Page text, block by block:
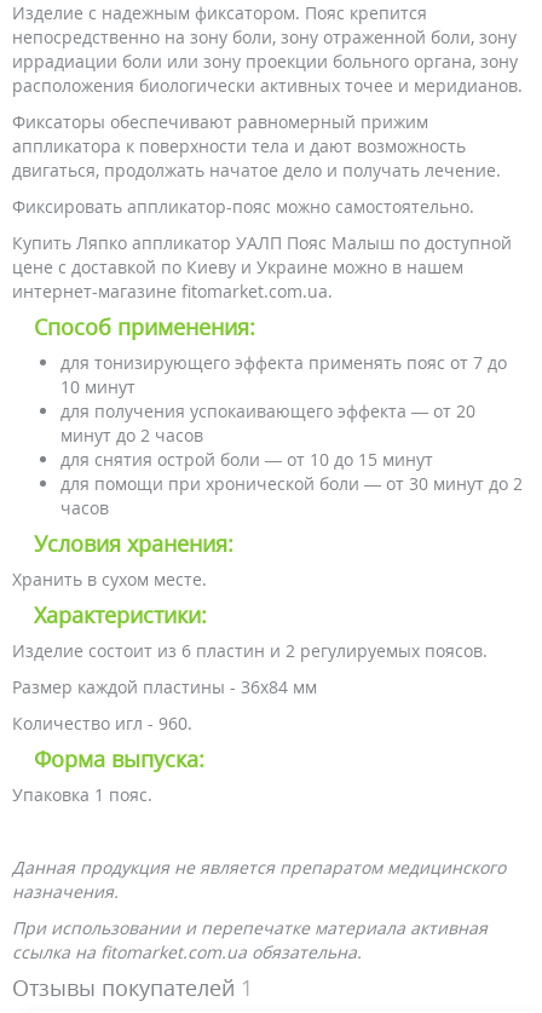
Изделие с надежным фиксатором. Пояс крепится
непосредственно на зону боли, зону отраженной боли, зону
иррадиации боли или зону проекции больного органа, зону
расположения биологически активных точее и меридианов.
Фиксаторы обеспечивают равномерный прижим
аппликатора к поверхности тела и дают возможность
двигаться, продолжать начатое дело и получать лечение.
Фиксировать аппликатор-пояс можно самостоятельно.
Купить Ляпко аппликатор УАЛП Пояс Малыш по доступной
цене с доставкой по Киеву и Украине можно в нашем
интернет-магазине fitomarket.com.ua.
Способ применения:
для тонизирующего эффекта применять пояс от 7 до
10 минут
для получения успокаивающего эффекта — от 20
минут до 2 часов
для снятия острой боли — от 10 до 15 минут
для помощи при хронической боли — от 30 минут до 2
часов
Условия хранения:
Хранить в сухом месте.
Характеристики:
Изделие состоит из 6 пластин и 2 регулируемых поясов.
Размер каждой пластины - 36х84 мм
Количество игл - 960.
Форма выпуска:
Упаковка 1 пояс.
Данная продукция не является препаратом медицинского
назначения.
При использовании и перепечатке материала активная
ссылка на fitomarket.com.ua обязательна.
Отзывы покупателей 1